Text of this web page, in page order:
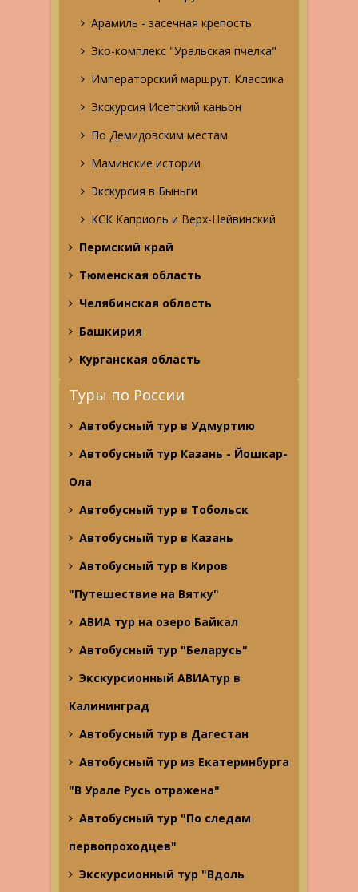
Арамиль - засечная крепость
Эко-комплекс "Уральская пчелка"
Императорский маршрут. Классика
Экскурсия Исетский каньон
По Демидовским местам
Маминские истории
Экскурсия в Быньги
КСК Каприоль и Верх-Нейвинский
Пермский край
Тюменская область
Челябинская область
Башкирия
Курганская область
Туры по России
Автобусный тур в Удмуртию
Автобусный тур Казань - Йошкар-
Ола
Автобусный тур в Тобольск
Автобусный тур в Казань
Автобусный тур в Киров
"Путешествие на Вятку"
АВИА тур на озеро Байкал
Автобусный тур "Беларусь"
Экскурсионный АВИАтур в
Калининград
Автобусный тур в Дагестан
Автобусный тур из Екатеринбурга
"В Урале Русь отражена"
Автобусный тур "По следам
первопроходцев"
Экскурсионный тур "Вдоль